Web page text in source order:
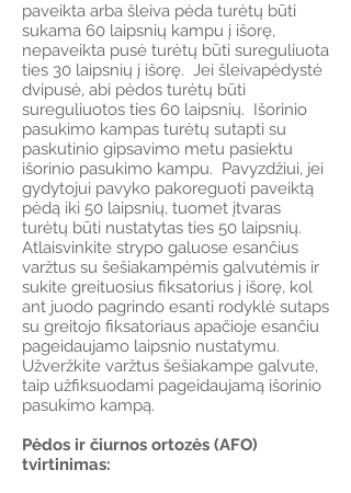
paveikta arba šleiva pėda turėtų būti
sukama 60 laipsnių kampu į išorę,
nepaveikta pusė turėtų būti sureguliuota
ties 30 laipsnių į išorę. Jei šleivapėdystė
dvipusė, abi pėdos turėtų būti
sureguliuotos ties 60 laipsnių. Išorinio
pasukimo kampas turėtų sutapti su
paskutinio gipsavimo metu pasiektu
išorinio pasukimo kampu. Pavyzdžiui, jei
gydytojui pavyko pakoreguoti paveiktą
pėdą iki 50 laipsnių, tuomet įtvaras
turėtų būti nustatytas ties 50 laipsnių.
Atlaisvinkite strypo galuose esančius
varžtus su šešiakampėmis galvutėmis ir
sukite greituosius fiksatorius į išorę, kol
ant juodo pagrindo esanti rodyklė sutaps
su greitojo fiksatoriaus apačioje esančiu
pageidaujamo laipsnio nustatymu.
Užveržkite varžtus šešiakampe galvute,
taip užfiksuodami pageidaujamą išorinio
pasukimo kampą.
Pėdos ir čiurnos ortozės (AFO)
tvirtinimas: